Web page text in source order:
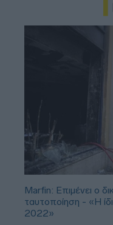
Marfin: Επιμένει ο
ταυτοποίηση - «Η
2022»